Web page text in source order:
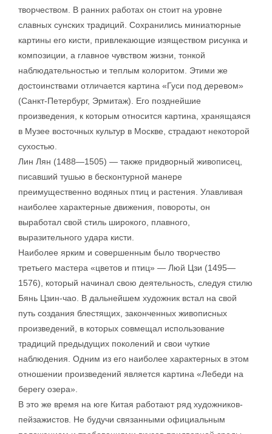
творчеством. В ранних работах он стоит на уровне
славных сунских традиций. Сохранились миниатюрные
картины его кисти, привлекающие изяществом рисунка и
композиции, а главное чувством жизни, тонкой
наблюдательностью и теплым колоритом. Этими же
достоинствами отличается картина «Гуси под деревом»
(Санкт-Петербург, Эрмитаж). Его позднейшие
произведения, к которым относится картина, хранящаяся
в Музее восточных культур в Москве, страдают некоторой
сухостью.
Лин Лян (1488—1505) — также придворный живописец,
писавший тушью в бесконтурной манере
преимущественно водяных птиц и растения. Улавливая
наиболее характерные движения, повороты, он
выработал свой стиль широкого, плавного,
выразительного удара кисти.
Наиболее ярким и совершенным было творчество
третьего мастера «цветов и птиц» — Люй Цзи (1495—
1576), который начинал свою деятельность, следуя стилю
Бянь Цзин-чао. В дальнейшем художник встал на свой
путь создания блестящих, законченных живописных
произведений, в которых совмещал использование
традиций предыдущих поколений и свои чуткие
наблюдения. Одним из его наиболее характерных в этом
отношении произведений является картина «Лебеди на
берегу озера».
В это же время на юге Китая работают ряд художников-
пейзажистов. Не будучи связанными официальным